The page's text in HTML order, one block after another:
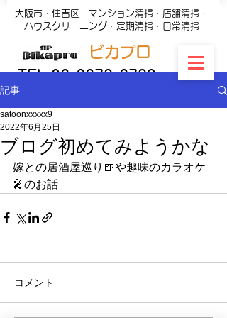
ビカプロ
TEL:06-6673-6789
大阪市・住吉区 マンション清掃・店舗清掃・
ハウスクリーニング・定期清掃・日常清掃
記事
ブログ初めてみようかな
satoonxxxxx9
2022年6月25日
嫁との居酒屋巡り🍺や趣味のカラオケ
🎤のお話
コメント